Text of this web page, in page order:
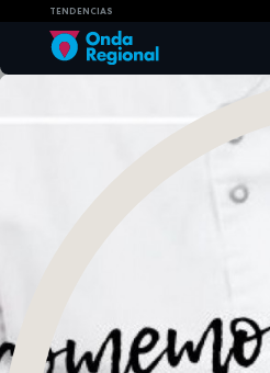
TENDENCIAS